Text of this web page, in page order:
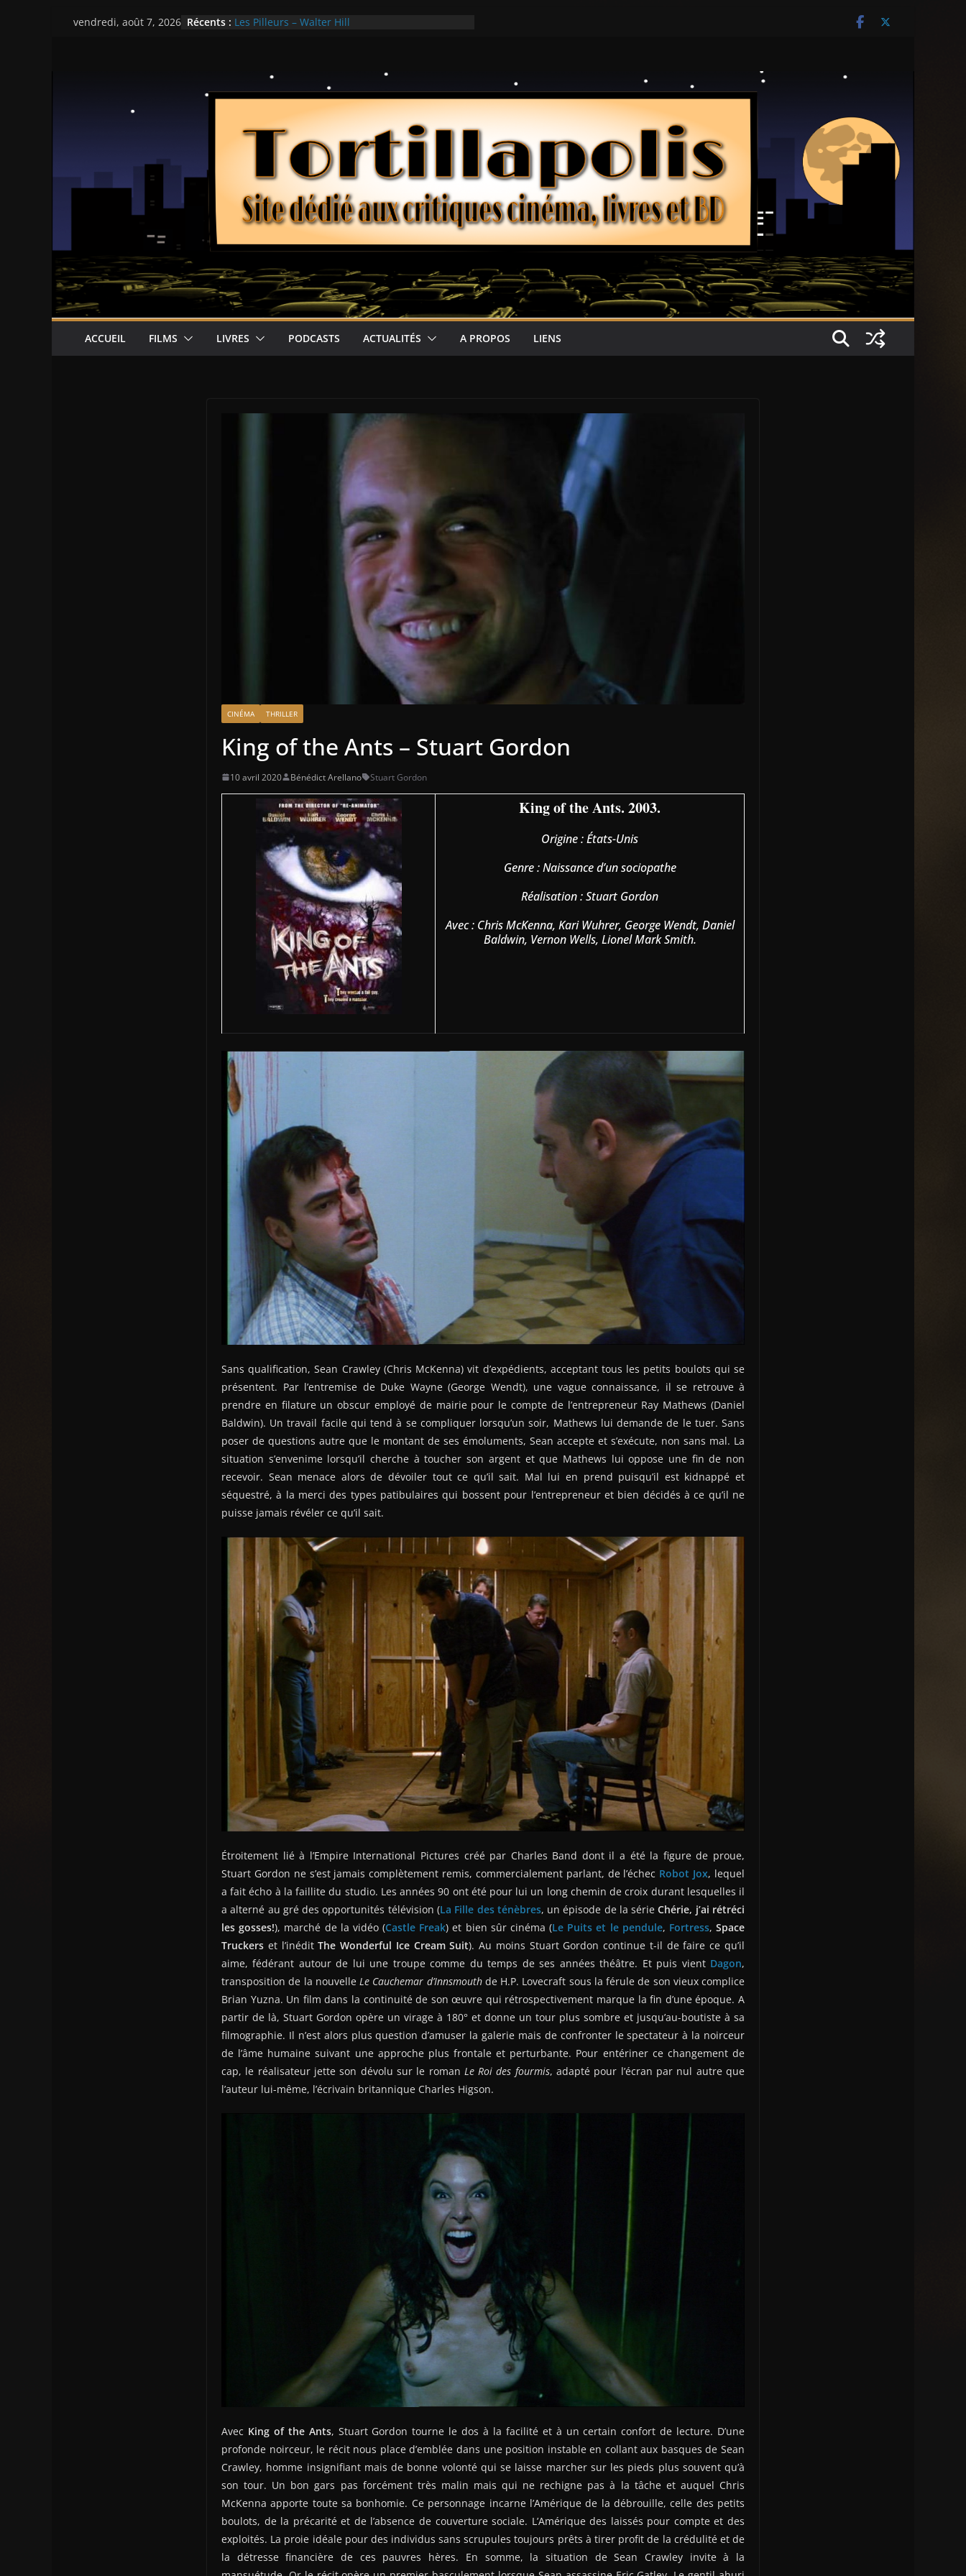
Passervendredi, août 7, 2026 Récents : Les Pilleurs – Walter Hill
Ça chauffe au lycée Ridgemont – Amy Heckerling
ACCUEIL FILMS LIVRES PODCASTS ACTUALITÉS A PROPOS LIENS
CINÉMA THRILLER
King of the Ants – Stuart Gordon
10 avril 2020 Bénédict Arellano Stuart Gordon
King of the Ants. 2003.
Origine : États-Unis
Genre : Naissance d’un sociopathe
Réalisation : Stuart Gordon
Avec : Chris McKenna, Kari Wuhrer, George Wendt, Daniel
Baldwin, Vernon Wells, Lionel Mark Smith.
Sans qualification, Sean Crawley (Chris McKenna) vit d’expédients, acceptant tous les petits boulots qui se
présentent. Par l’entremise de Duke Wayne (George Wendt), une vague connaissance, il se retrouve à
prendre en filature un obscur employé de mairie pour le compte de l’entrepreneur Ray Mathews (Daniel
Baldwin). Un travail facile qui tend à se compliquer lorsqu’un soir, Mathews lui demande de le tuer. Sans
poser de questions autre que le montant de ses émoluments, Sean accepte et s’exécute, non sans mal. La
situation s’envenime lorsqu’il cherche à toucher son argent et que Mathews lui oppose une fin de non
recevoir. Sean menace alors de dévoiler tout ce qu’il sait. Mal lui en prend puisqu’il est kidnappé et
séquestré, à la merci des types patibulaires qui bossent pour l’entrepreneur et bien décidés à ce qu’il ne
puisse jamais révéler ce qu’il sait.
Étroitement lié à l’Empire International Pictures créé par Charles Band dont il a été la figure de proue,
Stuart Gordon ne s’est jamais complètement remis, commercialement parlant, de l’échec Robot Jox, lequel
a fait écho à la faillite du studio. Les années 90 ont été pour lui un long chemin de croix durant lesquelles il
a alterné au gré des opportunités télévision (La Fille des ténèbres, un épisode de la sérieChérie, j’ai rétréci
les gosses!), marché de la vidéo (Castle Freak) et bien sûr cinéma (Le Puits et le pendule, Fortress,Space
Truckers et l’inéditThe Wonderful Ice Cream Suit). Au moins Stuart Gordon continue t-il de faire ce qu’il
aime, fédérant autour de lui une troupe comme du temps de ses années théâtre. Et puis vient Dagon,
transposition de la nouvelle Le Cauchemar d’Innsmouthde H.P. Lovecraft sous la férule de son vieux complice
Brian Yuzna. Un film dans la continuité de son œuvre qui rétrospectivement marque la fin d’une époque. A
partir de là, Stuart Gordon opère un virage à 180° et donne un tour plus sombre et jusqu’au-boutiste à sa
filmographie. Il n’est alors plus question d’amuser la galerie mais de confronter le spectateur à la noirceur
de l’âme humaine suivant une approche plus frontale et perturbante. Pour entériner ce changement de
cap, le réalisateur jette son dévolu sur le roman Le Roi des fourmis, adapté pour l’écran par nul autre que
l’auteur lui-même, l’écrivain britannique Charles Higson.
Avec King of the Ants, Stuart Gordon tourne le dos à la facilité et à un certain confort de lecture. D’une
profonde noirceur, le récit nous place d’emblée dans une position instable en collant aux basques de Sean
Crawley, homme insignifiant mais de bonne volonté qui se laisse marcher sur les pieds plus souvent qu’à
son tour. Un bon gars pas forcément très malin mais qui ne rechigne pas à la tâche et auquel Chris
McKenna apporte toute sa bonhomie. Ce personnage incarne l’Amérique de la débrouille, celle des petits
boulots, de la précarité et de l’absence de couverture sociale. L’Amérique des laissés pour compte et des
exploités. La proie idéale pour des individus sans scrupules toujours prêts à tirer profit de la crédulité et de
la détresse financière de ces pauvres hères. En somme, la situation de Sean Crawley invite à la